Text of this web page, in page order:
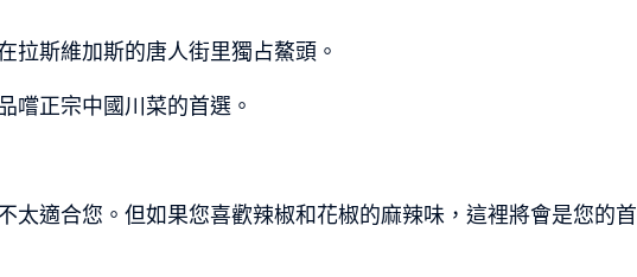
拉斯維加斯的唐人街里獨占鰲頭。
嚐正宗中國川菜的首選。
太適合您。但如果您喜歡辣椒和花椒的麻辣味，這裡將會是您的首